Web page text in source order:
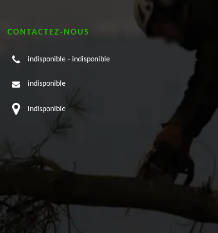
CONTACTEZ-NOUS
indisponible - indisponible
indisponible
indisponible